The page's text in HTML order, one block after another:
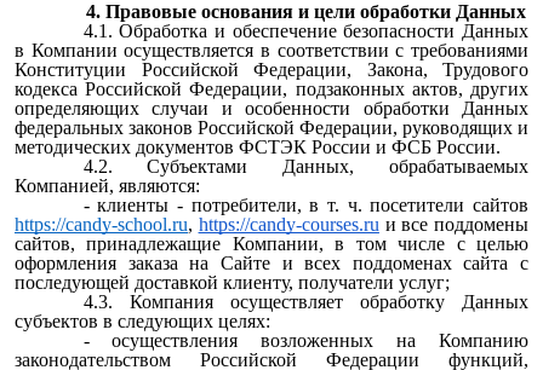
4. Правовые основания и цели обработки Данных
4.1. Обработка и обеспечение безопасности Данных
в Компании осуществляется в соответствии с требованиями
Конституции Российской Федерации, Закона, Трудового
кодекса Российской Федерации, подзаконных актов, других
определяющих случаи и особенности обработки Данных
федеральных законов Российской Федерации, руководящих и
методических документов ФСТЭК России и ФСБ России.
4.2. Субъектами Данных, обрабатываемых
Компанией, являются:
- клиенты - потребители, в т. ч. посетители сайтов
https://candy-school.ru, https://candy-courses.ru и все поддомены
сайтов, принадлежащие Компании, в том числе с целью
оформления заказа на Сайте и всех поддоменах сайта c
последующей доставкой клиенту, получатели услуг;
4.3. Компания осуществляет обработку Данных
субъектов в следующих целях:
- осуществления возложенных на Компанию
законодательством Российской Федерации функций,